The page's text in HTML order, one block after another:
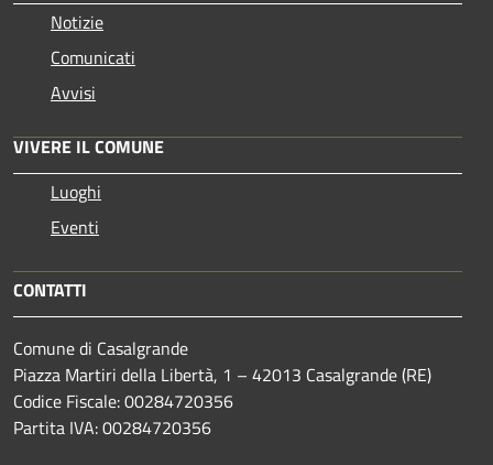
Notizie
Comunicati
Avvisi
VIVERE IL COMUNE
Luoghi
Eventi
CONTATTI
Comune di Casalgrande
Piazza Martiri della Libertà, 1 – 42013 Casalgrande (RE)
Codice Fiscale: 00284720356
Partita IVA: 00284720356